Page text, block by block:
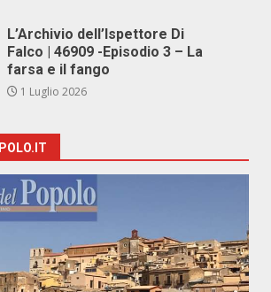
L’Archivio dell’Ispettore Di
Falco | 46909 -Episodio 3 – La
farsa e il fango
1 Luglio 2026